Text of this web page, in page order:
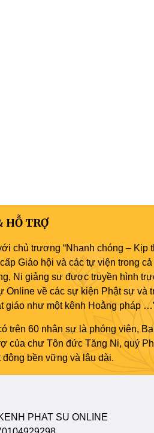
HỖ TRỢ
chủ trương “Nhanh chóng – Kịp
Giáo hội và các tự viện trong
Ni giảng sư được truyền hình
Online về các sự kiện Phật sự và
giáo như một kênh Hoằng pháp
trên 60 nhân sự là phóng viên,
của chư Tôn đức Tăng Ni, quý
bền vững và lâu dài.
PHAT SU ONLINE